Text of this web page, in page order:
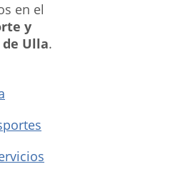
en el
y
Ulla.